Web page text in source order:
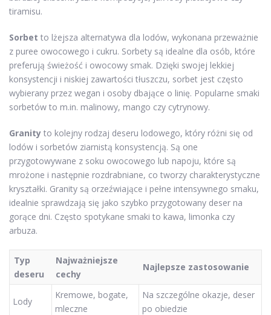
tiramisu.
Sorbet to lżejsza alternatywa dla lodów, wykonana przeważnie
z puree owocowego i cukru. Sorbety są idealne dla osób, które
preferują świeżość i owocowy smak. Dzięki swojej lekkiej
konsystencji i niskiej zawartości tłuszczu, sorbet jest często
wybierany przez wegan i osoby dbające o linię. Popularne smaki
sorbetów to m.in. malinowy, mango czy cytrynowy.
Granity to kolejny rodzaj deseru lodowego, który różni się od
lodów i sorbetów ziarnistą konsystencją. Są one
przygotowywane z soku owocowego lub napoju, które są
mrożone i następnie rozdrabniane, co tworzy charakterystyczne
kryształki. Granity są orzeźwiające i pełne intensywnego smaku,
idealnie sprawdzają się jako szybko przygotowany deser na
gorące dni. Często spotykane smaki to kawa, limonka czy
arbuza.
Typ
deseru
Najważniejsze
cechy
Najlepsze zastosowanie
Lody
Kremowe, bogate,
mleczne
Na szczególne okazje, deser
po obiedzie